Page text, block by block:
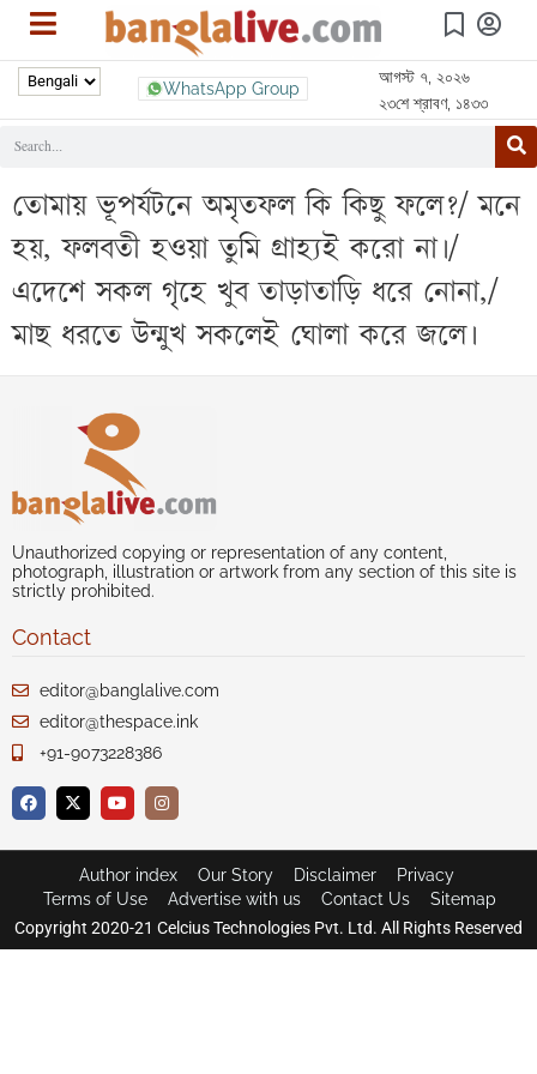
WhatsApp Group
আগস্ট ৭, ২০২৬
২৩শে শ্রাবণ, ১৪৩৩
তোমায় ভূপর্যটনে অমৃতফল কি কিছু ফলে?/ মনে
হয়, ফলবতী হওয়া তুমি গ্রাহ্যই করো না।/
এদেশে সকল গৃহে খুব তাড়াতাড়ি ধরে নোনা,/
মাছ ধরতে উন্মুখ সকলেই ঘোলা করে জলে।
Unauthorized copying or representation of any content,
photograph, illustration or artwork from any section of this site is
strictly prohibited.
Contact
editor@banglalive.com
editor@thespace.ink
+91-9073228386
Copyright 2020-21 Celcius Technologies Pvt. Ltd. All Rights Reserved
Author index Our Story Disclaimer
Privacy
Terms of Use
Advertise with us Contact Us Sitemap